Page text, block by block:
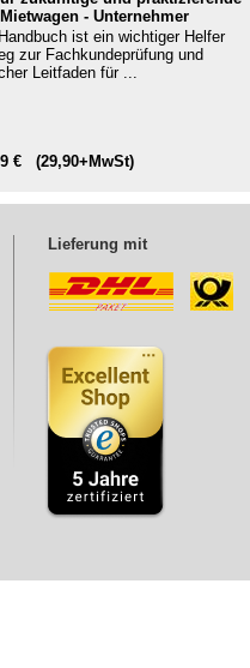
- Unternehmer
ist ein wichtiger Helfer
zur Fachkundeprüfung und
Leitfaden für ...
€ (29,90+MwSt)
Lieferung mit